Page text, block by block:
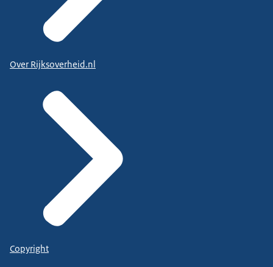
Over Rijksoverheid.nl
Copyright